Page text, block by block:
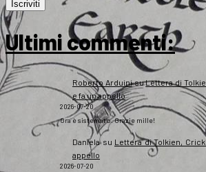
Ultimi commenti:
Roberto ArduinisuLettera di
e fa un appello
2026-07-20
Ora è sistemato. Grazie mille!
Danielasu Lettera di Tolkien,
appello
2026-07-20